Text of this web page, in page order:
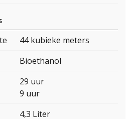
44 kubieke meters
Bioethanol
29 uur
9 uur
4,3 Liter